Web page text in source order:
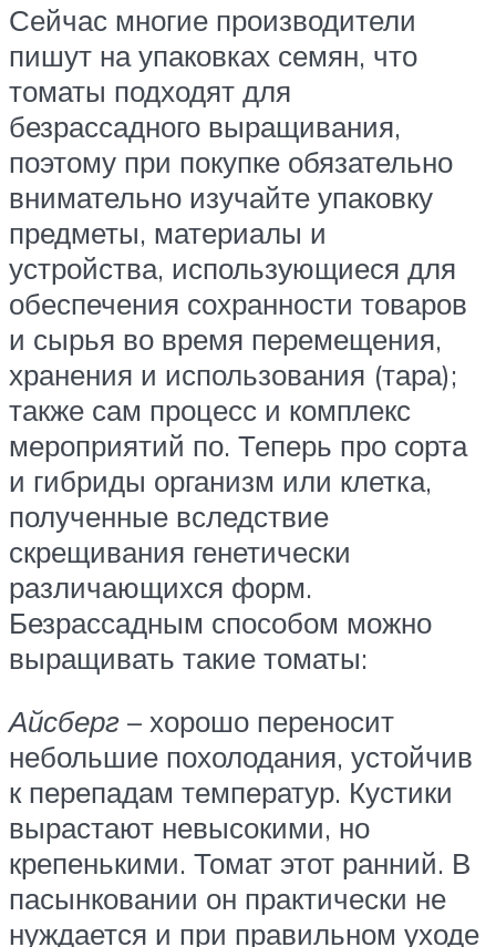
Сейчас многие производители
пишут на упаковках семян, что
томаты подходят для
безрассадного выращивания,
поэтому при покупке обязательно
внимательно изучайте упаковку
предметы, материалы и
устройства, использующиеся для
обеспечения сохранности товаров
и сырья во время перемещения,
хранения и использования (тара);
также сам процесс и комплекс
мероприятий по. Теперь про сорта
и гибриды организм или клетка,
полученные вследствие
скрещивания генетически
различающихся форм.
Безрассадным способом можно
выращивать такие томаты:
Айсберг – хорошо переносит
небольшие похолодания, устойчив
к перепадам температур. Кустики
вырастают невысокими, но
крепенькими. Томат этот ранний. В
пасынковании он практически не
нуждается и при правильном уходе